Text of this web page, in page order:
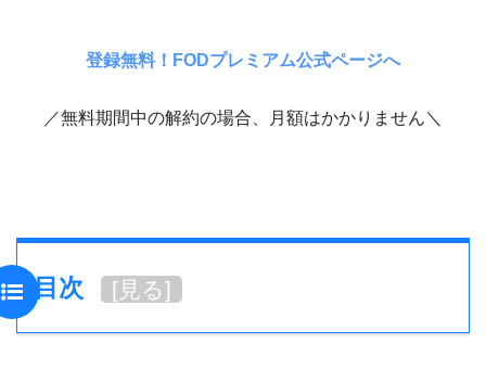
登録無料！FODプレミアム公式ページへ
／無料期間中の解約の場合、月額はかかりません＼
目次 [見る]